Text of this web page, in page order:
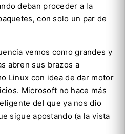
deban proceder a la
con solo un par de
vemos como grandes y
abren sus brazos a
Linux con idea de dar motor
Microsoft no hace más
del que ya nos dio
sigue apostando (a la vista